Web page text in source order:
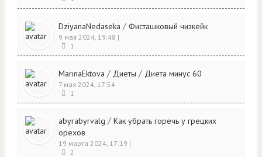
DziyanaNedaseka / Фисташковый чизкейк
9 мая 2024, 19:48 |
1
MarinaEktova / Диеты / Диета минус 60
7 мая 2024, 17:54
1
abyrabyrvalg / Как убрать горечь у грецких
орехов
19 марта 2024, 17:19 |
2